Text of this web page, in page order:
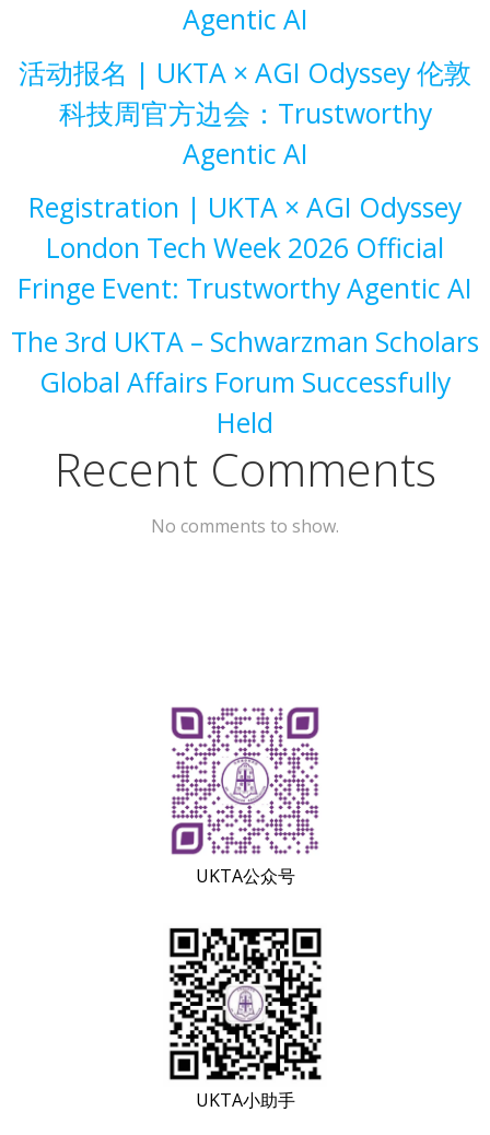
Agentic AI
活动报名 | UKTA × AGI Odyssey 伦敦
科技周官方边会：Trustworthy
Agentic AI
Registration | UKTA × AGI Odyssey
London Tech Week 2026 Official
Fringe Event: Trustworthy Agentic AI
The 3rd UKTA – Schwarzman Scholars
Global Affairs Forum Successfully
Held
Recent Comments
No comments to show.
UKTA公众号
UKTA小助手